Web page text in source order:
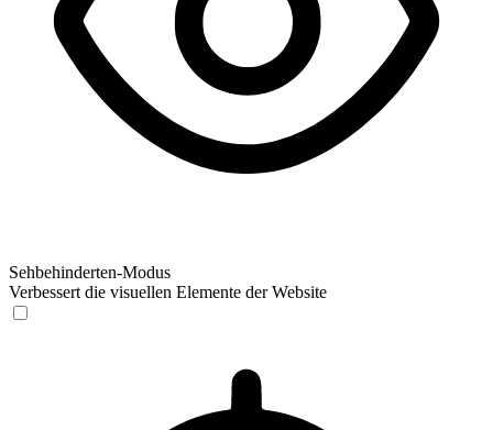
Sehbehinderten-Modus
Verbessert die visuellen Elemente der Website